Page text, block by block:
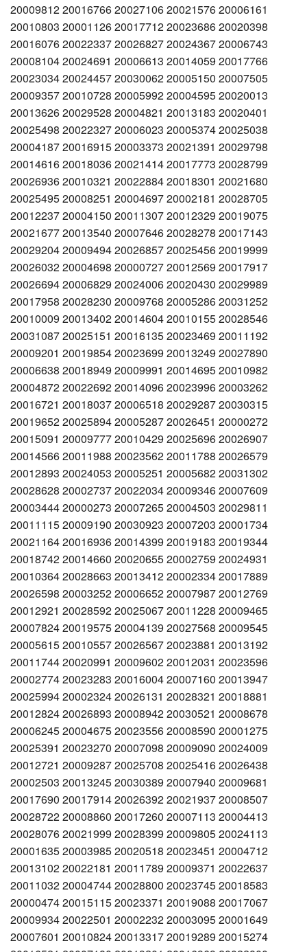
20009812 20016766 20027106 20021576 20006161
20010803 20001126 20017712 20023686 20020398
20016076 20022337 20026827 20024367 20006743
20008104 20024691 20006613 20014059 20017766
20023034 20024457 20030062 20005150 20007505
20009357 20010728 20005992 20004595 20020013
20013626 20029528 20004821 20013183 20020401
20025498 20022327 20006023 20005374 20025038
20004187 20016915 20003373 20021391 20029798
20014616 20018036 20021414 20017773 20028799
20026936 20010321 20022884 20018301 20021680
20025495 20008251 20004697 20002181 20028705
20012237 20004150 20011307 20012329 20019075
20021677 20013540 20007646 20028278 20017143
20029204 20009494 20026857 20025456 20019999
20026032 20004698 20000727 20012569 20017917
20026694 20006829 20024006 20020430 20029989
20017958 20028230 20009768 20005286 20031252
20010009 20013402 20014604 20010155 20028546
20031087 20025151 20016135 20023469 20011192
20009201 20019854 20023699 20013249 20027890
20006638 20018949 20009991 20014695 20010982
20004872 20022692 20014096 20023996 20003262
20016721 20018037 20006518 20029287 20030315
20019652 20025894 20005287 20026451 20000272
20015091 20009777 20010429 20025696 20026907
20014566 20011988 20023562 20011788 20026579
20012893 20024053 20005251 20005682 20031302
20028628 20002737 20022034 20009346 20007609
20003444 20000273 20007265 20004503 20029811
20011115 20009190 20030923 20007203 20001734
20021164 20016936 20014399 20019183 20019344
20018742 20014660 20020655 20002759 20024931
20010364 20028663 20013412 20002334 20017889
20026598 20003252 20006652 20007987 20012769
20012921 20028592 20025067 20011228 20009465
20007824 20019575 20004139 20027568 20009545
20005615 20010557 20026567 20023881 20013192
20011744 20020991 20009602 20012031 20023596
20002774 20023283 20016004 20007160 20013947
20025994 20002324 20026131 20028321 20018881
20012824 20026893 20008942 20030521 20008678
20006245 20004675 20023556 20008590 20001275
20025391 20023270 20007098 20009090 20024009
20012721 20009287 20025708 20025416 20026438
20002503 20013245 20030389 20007940 20009681
20017690 20017914 20026392 20021937 20008507
20028722 20008860 20017260 20007113 20004413
20028076 20021999 20028399 20009805 20024113
20001635 20003985 20020518 20023451 20004712
20013102 20022181 20011789 20009371 20022637
20011032 20004744 20028800 20023745 20018583
20000474 20015115 20023371 20019088 20017067
20009934 20022501 20002232 20003095 20001649
20007601 20010824 20013317 20019289 20015274